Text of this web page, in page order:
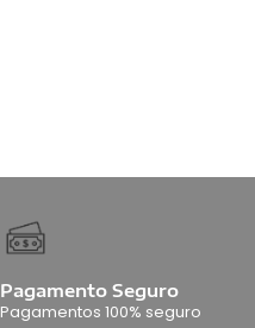
Pagamento Seguro
Pagamentos 100% seguro